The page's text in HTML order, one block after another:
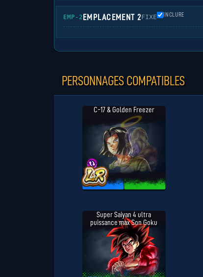
EMP-2EMPLACEMENT 2FIXE INCLURE
PERSONNAGES COMPATIBLES
C-17 & Golden Freezer
Super Saiyan 4 ultra
puissance max Son Goku